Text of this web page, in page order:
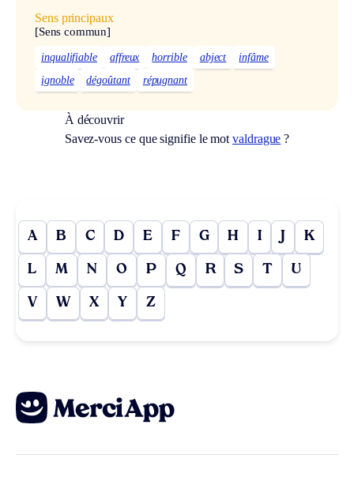
Sens principaux
[Sens commun]
inqualifiable affreux horrible abject
infâme
ignoble
dégoûtant répugnant
À découvrir
Savez-vous ce que signifie le motvaldrague ?
A B C D E F G H I J K
L M N O P Q R S T U
V W X Y Z